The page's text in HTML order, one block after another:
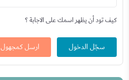
كيف تود أن يظهر اسمك على الاجابة ؟
سجّل الدخول ارسل كمجهول